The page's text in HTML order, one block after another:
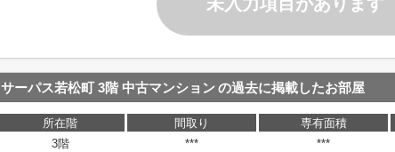
サーパス若松町 3階 中古マンションの過去に掲載したお部屋
所在階 間取り 専有面積
3階
*** ***